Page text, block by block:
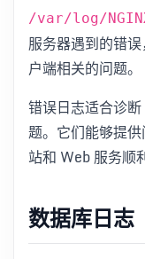
/var/log/
服务器遇到的错
户端相关的问题。
错误日志适合诊
题。它们能够提
站和 Web 服务顺
数据库日志